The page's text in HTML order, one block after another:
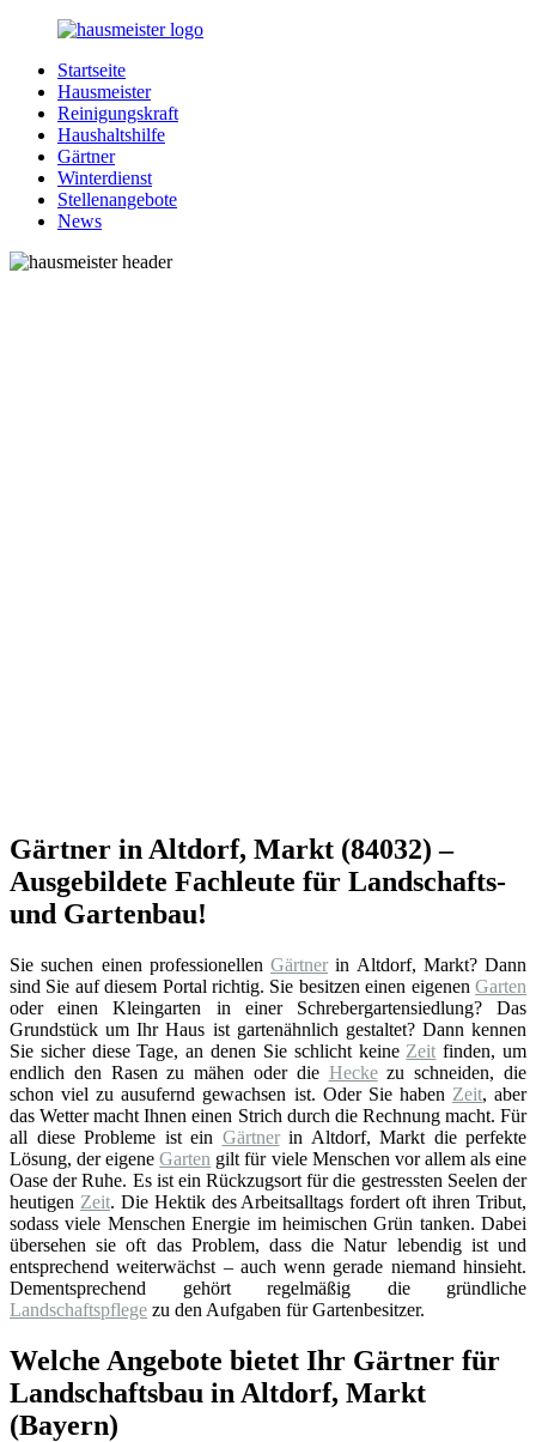
Zurück
Inhalt
Hausmeister.de
Alles
rund
Ihren
Haushalt
Startseite
Hausmeister
Reinigungskraft
Haushaltshilfe
Gärtner
Winterdienst
Stellenangebote
News
Gärtner in Altdorf, Markt (84032) –
Ausgebildete Fachleute für Landschafts-
und Gartenbau!
Sie suchen einen professionellen Gärtner in Altdorf, Markt? Dann
sind Sie auf diesem Portal richtig. Sie besitzen einen eigenen Garten
oder einen Kleingarten in einer Schrebergartensiedlung? Das
Grundstück um Ihr Haus ist gartenähnlich gestaltet? Dann kennen
Sie sicher diese Tage, an denen Sie schlicht keine Zeit finden, um
endlich den Rasen zu mähen oder die Heckezu schneiden, die
schon viel zu ausufernd gewachsen ist. Oder Sie haben Zeit, aber
das Wetter macht Ihnen einen Strich durch die Rechnung macht. Für
all diese Probleme ist ein Gärtnerin Altdorf, Markt die perfekte
Lösung, der eigeneGarten gilt für viele Menschen vor allem als eine
Oase der Ruhe. Es ist ein Rückzugsort für die gestressten Seelen der
heutigen Zeit. Die Hektik des Arbeitsalltags fordert oft ihren Tribut,
sodass viele Menschen Energie im heimischen Grün tanken. Dabei
übersehen sie oft das Problem, dass die Natur lebendig ist und
entsprechend weiterwächst – auch wenn gerade niemand hinsieht.
Dementsprechend gehört regelmäßig die gründliche
Landschaftspflege zu den Aufgaben für Gartenbesitzer.
Welche Angebote bietet Ihr Gärtner für
Landschaftsbau in Altdorf, Markt
(Bayern)